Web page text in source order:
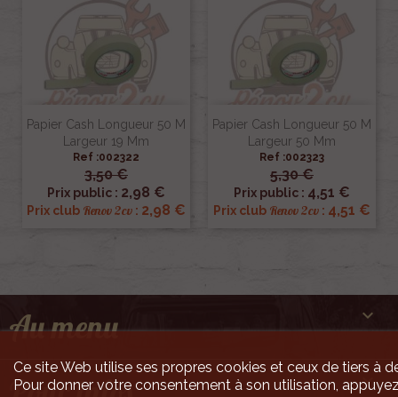
Papier Cash Longueur 50 M
Largeur 19 Mm
Ref :002322
3,50 €
Prix public : 2,98 €
Prix club Renov 2cv : 2,98 €
Papier Cash Longueur 50 M
Largeur 50 Mm
Ref :002323
5,30 €
Prix public : 4,51 €
Prix club Renov 2cv : 4,51 €
Au menu 

Ce site Web utilise ses propres cookies et ceux de tiers à
Pour donner votre consentement à son utilisation,